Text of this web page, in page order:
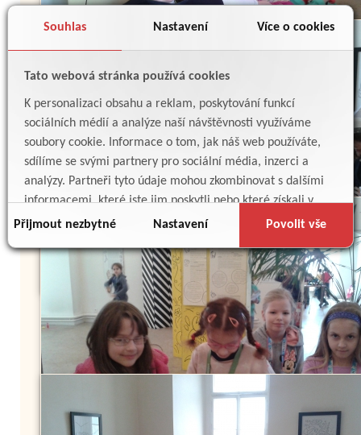
Souhlas Nastavení Více o cookies
Tato webová stránka používá cookies
K personalizaci obsahu a reklam, poskytování funkcí
sociálních médií a analýze naší návštěvnosti využíváme
soubory cookie. Informace o tom, jak náš web používáte,
sdílíme se svými partnery pro sociální média, inzerci a
analýzy. Partneři tyto údaje mohou zkombinovat s dalšími
informacemi, které jste jim poskytli nebo které získali v
důsledku toho, že používáte jejich služby.
Přijmout nezbytné Nastavení Povolit vše